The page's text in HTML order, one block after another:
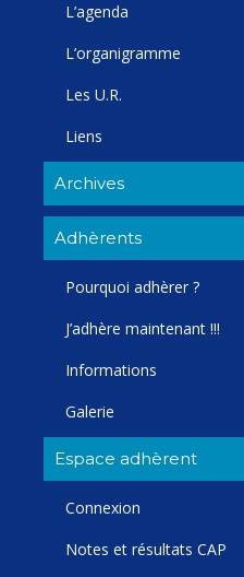
L’agenda
L’organigramme
Les U.R.
Liens
Archives
Adhèrents
Pourquoi adhèrer ?
J’adhère maintenant !!!
Informations
Galerie
Espace adhèrent
Connexion
Notes et résultats CAP